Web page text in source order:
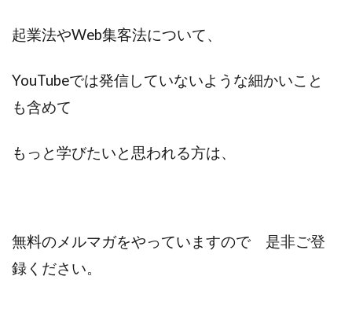
起業法やWeb集客法について、
YouTubeでは発信していないような細かいこと
も含めて
もっと学びたいと思われる方は、
無料のメルマガをやっていますので 是非ご登
録ください。